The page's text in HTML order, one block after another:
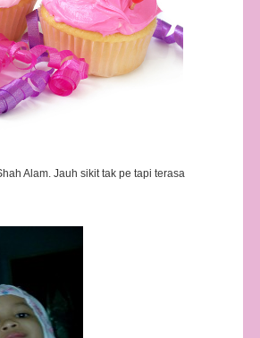
Alam. Jauh sikit tak pe tapi terasa